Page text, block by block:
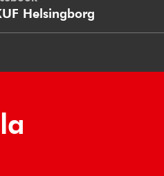
Helsingborg